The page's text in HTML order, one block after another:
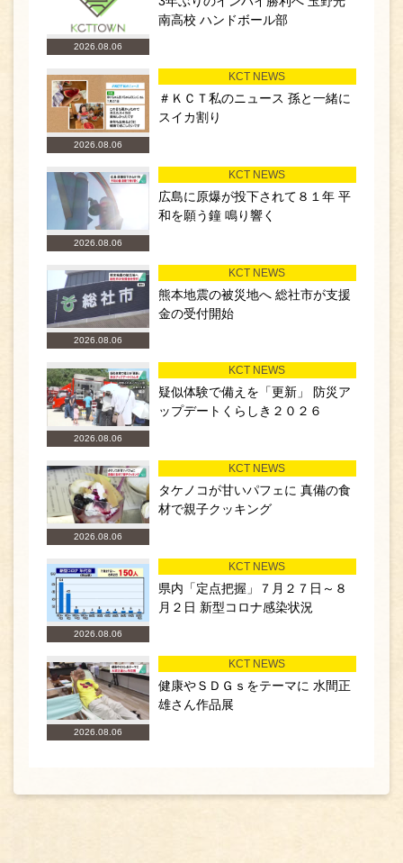
2026.08.06
南高校 ハンドボール部
2026.08.06
KCT NEWS
＃ＫＣＴ私のニュース 孫と一緒に
スイカ割り
2026.08.06
KCT NEWS
広島に原爆が投下されて８１年 平
和を願う鐘 鳴り響く
2026.08.06
KCT NEWS
熊本地震の被災地へ 総社市が支援
金の受付開始
2026.08.06
KCT NEWS
疑似体験で備えを「更新」 防災ア
ップデートくらしき２０２６
2026.08.06
KCT NEWS
タケノコが甘いパフェに 真備の食
材で親子クッキング
2026.08.06
KCT NEWS
県内「定点把握」７月２７日～８
月２日 新型コロナ感染状況
2026.08.06
KCT NEWS
健康やＳＤＧｓをテーマに 水間正
雄さん作品展